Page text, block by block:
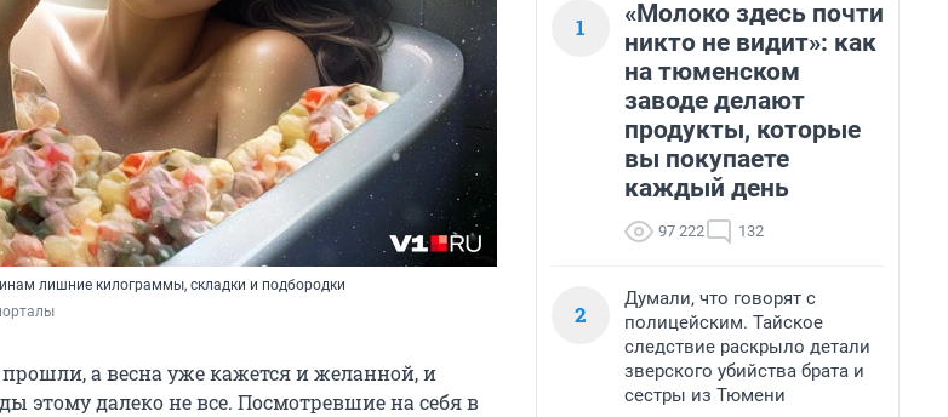
лишние килограммы, складки и подбородки
а весна уже кажется и желанной, и
этому далеко не все. Посмотревшие на себя в
1
«Молоко здесь почти
никто не видит»: как
на тюменском
заводе делают
продукты, которые
вы покупаете
каждый день
97 222 132
2
Думали, что говорят с
полицейским. Тайское
следствие раскрыло детали
зверского убийства брата и
сестры из Тюмени